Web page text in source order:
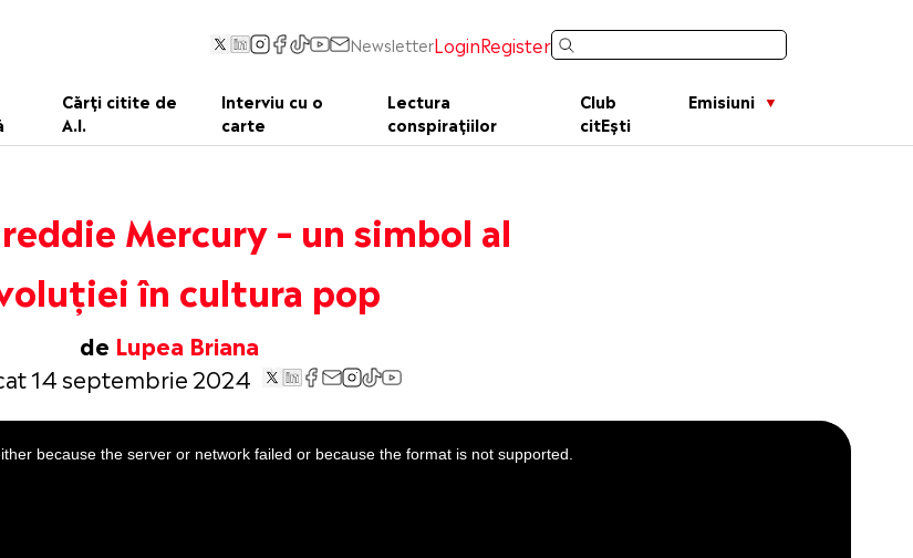
NewsletterLoginRegister
Cărți citite de
A.I.
Interviu cu o
carte
Lectura
conspirațiilor
Club
citEști
Emisiuni
Mercury – un simbol al
în cultura pop
de Lupea Briana
14 septembrie 2024
because the server or network failed or because the format is not supported.